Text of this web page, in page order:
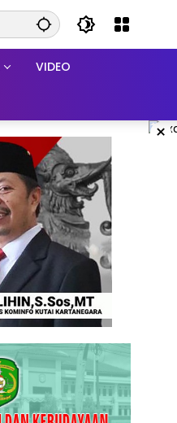
VIDEO
×